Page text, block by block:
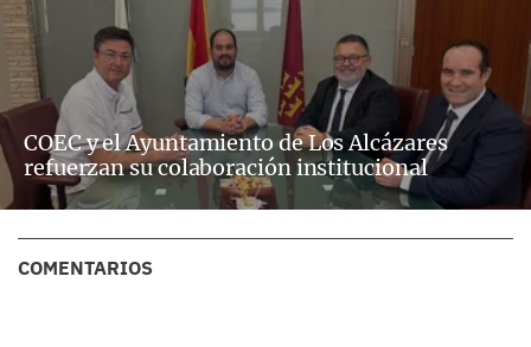
COEC y el Ayuntamiento de Los Alcázares
refuerzan su colaboración institucional
COMENTARIOS